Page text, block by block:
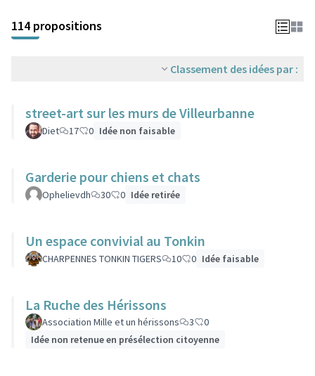
114 propositions
Classement des idées par :
street-art sur les murs de Villeurbanne
Diet 17 0 Idée non faisable
Garderie pour chiens et chats
Ophelievdh 30 0 Idée retirée
Un espace convivial au Tonkin
CHARPENNES TONKIN TIGERS 10 0 Idée faisable
La Ruche des Hérissons
Association Mille et un hérissons 3
0
Idée non retenue en présélection citoyenne